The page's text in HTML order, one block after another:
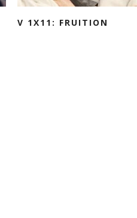
V 1X11: FRUITION